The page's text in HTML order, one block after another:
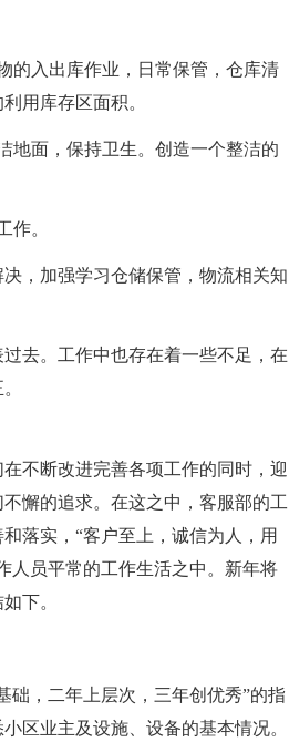
入出库作业，日常保管，仓库清
用库存区面积。
面，保持卫生。创造一个整洁的
。
，加强学习仓储保管，物流相关知
去。工作中也存在着一些不足，在
不断改进完善各项工作的同时，迎
懈的追求。在这之中，客服部的工
落实，“客户至上，诚信为人，用
人员平常的工作生活之中。新年将
下。
，二年上层次，三年创优秀”的指
区业主及设施、设备的基本情况。